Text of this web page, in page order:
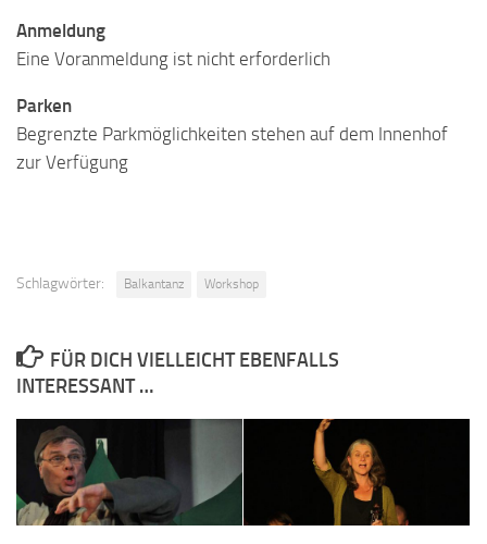
Anmeldung
Eine Voranmeldung ist nicht erforderlich
Parken
Begrenzte Parkmöglichkeiten stehen auf dem Innenhof
zur Verfügung
Schlagwörter: Balkantanz Workshop
FÜR DICH VIELLEICHT EBENFALLS
INTERESSANT …